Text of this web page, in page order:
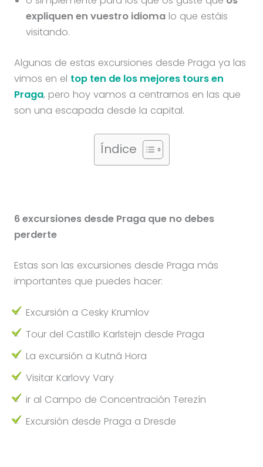
expliquen en vuestro idiomalo que estáis
visitando.
Algunas de estas excursiones desde Praga ya las
vimos en el top ten de los mejores tours en
Praga, pero hoy vamos a centrarnos en las que
son una escapada desde la capital.
Índice
6 excursiones desde Praga que no debes
perderte
Estas son las excursiones desde Praga más
importantes que puedes hacer:
Excursión a Cesky Krumlov
Tour del Castillo Karlstejn desde Praga
La excursión a Kutná Hora
Visitar Karlovy Vary
ir al Campo de Concentración Terezín
Excursión desde Praga a Dresde